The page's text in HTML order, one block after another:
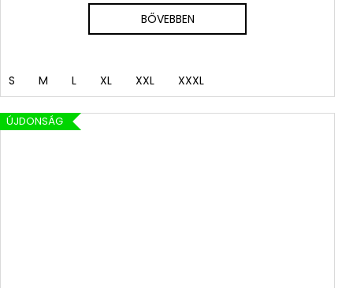
BŐVEBBEN
S M L XL XXL XXXL
ÚJDONSÁG